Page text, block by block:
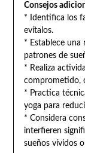
Consejos
* Identifica los
evítalos.
* Establece una
patrones de
* Realiza
comprometido,
* Practica
yoga para
* Considera
interfieren
sueños vívidos